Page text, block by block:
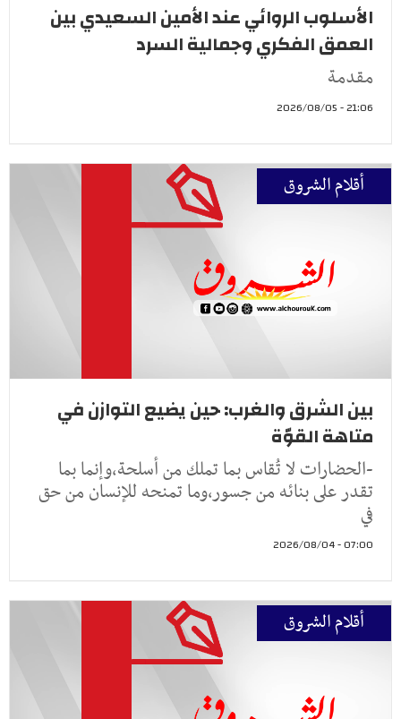
الأسلوب الروائي عند الأمين السعيدي بين
العمق الفكري وجمالية السرد
مقدمة
21:06 - 2026/08/05
أقلام الشروق
بين الشرق والغرب: حين يضيع التوازن في
متاهة القوّة
-الحضارات لا تُقاس بما تملك من أسلحة،وإنما بما
تقدر على بنائه من جسور،وما تمنحه للإنسان من حق
في
07:00 - 2026/08/04
أقلام الشروق